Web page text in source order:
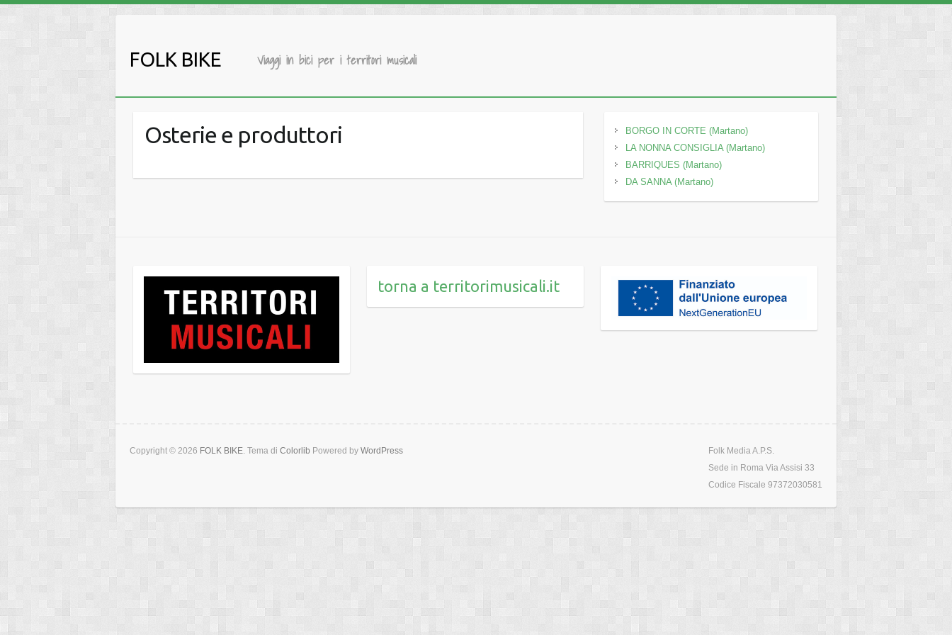
contenuto
FOLK BIKE Viaggi in bici per i territori musicali
Osterie e produttori
BORGO IN CORTE (Martano)
LA NONNA CONSIGLIA (Martano)
BARRIQUES (Martano)
DA SANNA (Martano)
torna a territorimusicali.it
Copyright © 2026 FOLK BIKE. Tema di Colorlib Powered by WordPress
Folk Media A.P.S.
Sede in Roma Via Assisi 33
Codice Fiscale 97372030581